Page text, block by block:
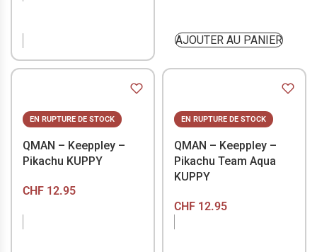
AJOUTER AU PANIER
EN RUPTURE DE STOCK
QMAN – Keeppley –
Pikachu KUPPY
CHF 12.95
EN RUPTURE DE STOCK
QMAN – Keeppley –
Pikachu Team Aqua
KUPPY
CHF12.95